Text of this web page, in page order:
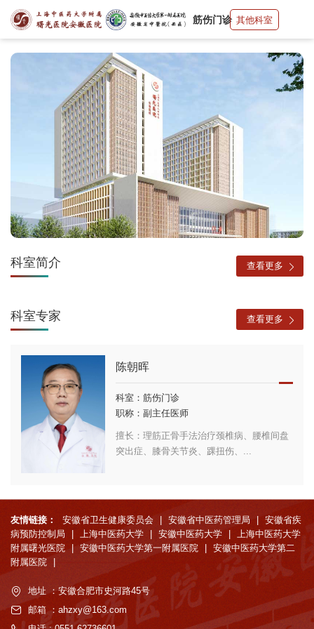
筋伤门诊 其他科室
科室简介 查看更多
科室专家 查看更多
陈朝晖
科室：筋伤门诊
职称：副主任医师
擅长：理筋正骨手法治疗颈椎病、腰椎间盘
突出症、膝骨关节炎、踝扭伤、...
友情链接： 安徽省卫生健康委员会 安徽省中医药管理局
安徽省疾
病预防控制局
上海中医药大学 安徽中医药大学
上海中医药大学
附属曙光医院
安徽中医药大学第一附属医院
安徽中医药大学第二
附属医院
地址 ：安徽合肥市史河路45号
邮箱 ：ahzxy@163.com